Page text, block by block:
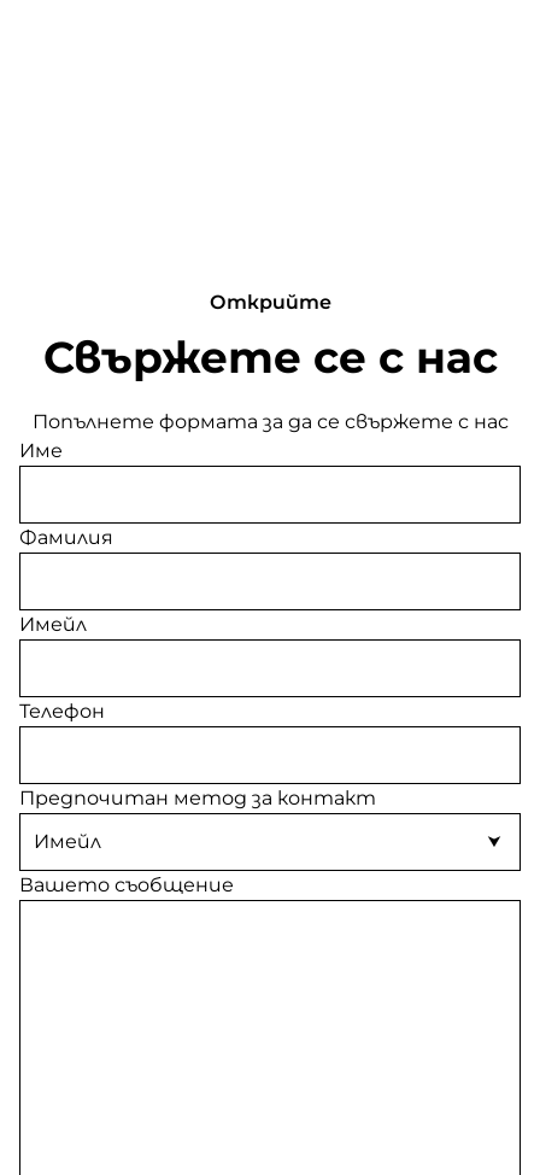
Открийте
Свържете се с нас
Попълнете формата за да се свържете с нас
Име
Фамилия
Имейл
Телефон
Предпочитан метод за контакт
Вашето съобщение